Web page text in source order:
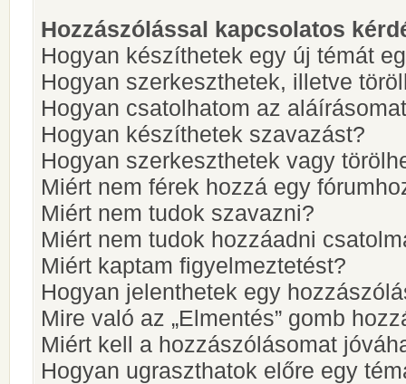
Hozzászólással kapcsolatos
Hogyan készíthetek egy új témát
Hogyan szerkeszthetek, illetve
Hogyan csatolhatom az
Hogyan készíthetek szavazást?
Hogyan szerkeszthetek vagy
Miért nem férek hozzá egy
Miért nem tudok szavazni?
Miért nem tudok hozzáadni
Miért kaptam figyelmeztetést?
Hogyan jelenthetek egy
Mire való az „Elmentés” gomb
Miért kell a hozzászólásomat
Hogyan ugraszthatok előre egy